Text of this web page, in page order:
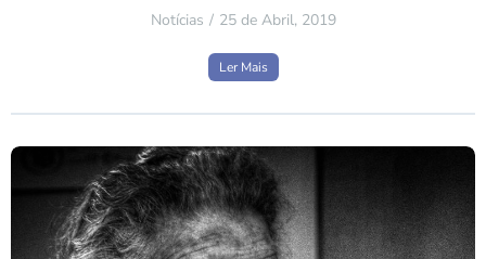
Notícias 25 de Abril, 2019
Ler Mais